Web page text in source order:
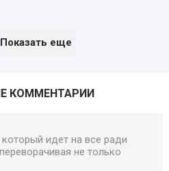
Показать еще
КОММЕНТАРИИ
идет на все ради
не только